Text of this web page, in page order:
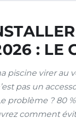
: LE
piscine virer
pas un
problème ? 80
comment